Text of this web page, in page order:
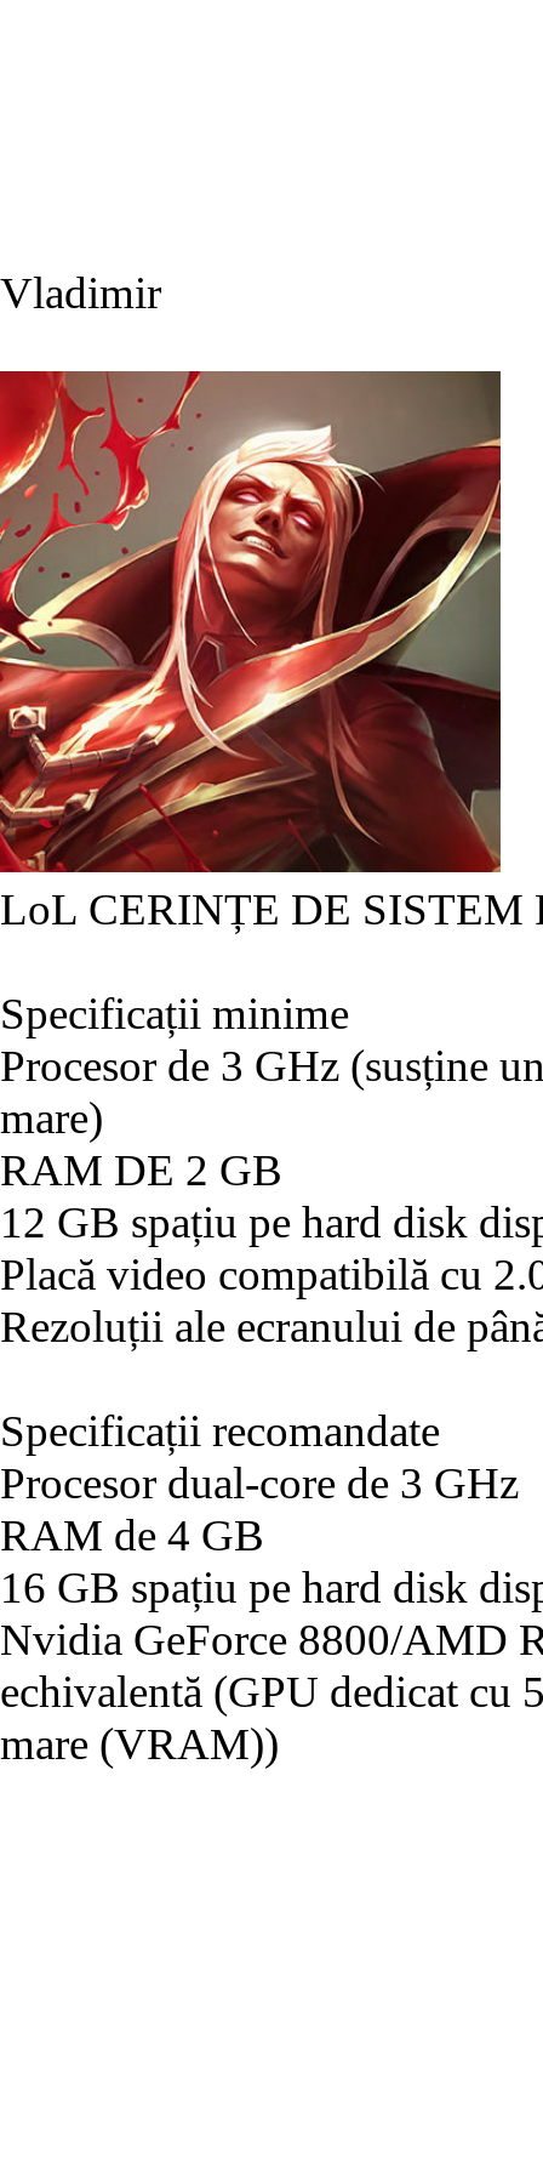
Vladimir
LoL CERINȚE DE SISTEM
Specificații minime
Procesor de 3 GHz (susține
mare)
RAM DE 2 GB
12 GB spațiu pe hard disk
Placă video compatibilă cu
Rezoluții ale ecranului de
Specificații recomandate
Procesor dual-core de 3 GHz
RAM de 4 GB
16 GB spațiu pe hard disk
Nvidia GeForce 8800/AMD
echivalentă (GPU dedicat cu
mare (VRAM))